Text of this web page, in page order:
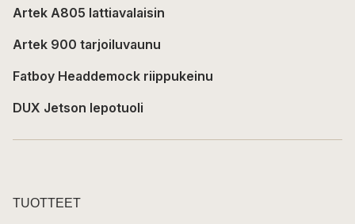
Artek A805 lattiavalaisin
Artek 900 tarjoiluvaunu
Fatboy Headdemock riippukeinu
DUX Jetson lepotuoli
TUOTTEET